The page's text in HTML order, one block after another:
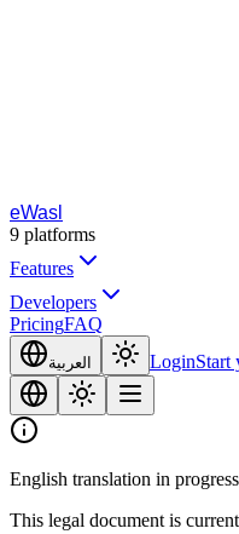
eWasl
9 platforms
Features
Developers
PricingFAQ
العربية LoginStart
English translation in progress
This legal document is